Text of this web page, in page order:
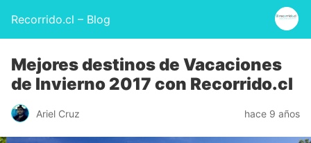
Recorrido.cl – Blog
Mejores destinos de Vacaciones
de Invierno 2017 con Recorrido.cl
Ariel Cruz hace 9 años